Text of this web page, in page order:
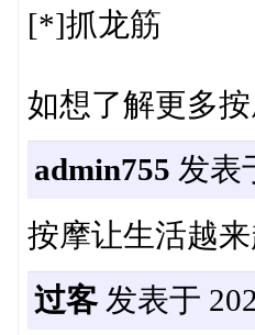
[*]抓龙筋
如想了解更多
admin755 发表
按摩让生活越
过客发表于